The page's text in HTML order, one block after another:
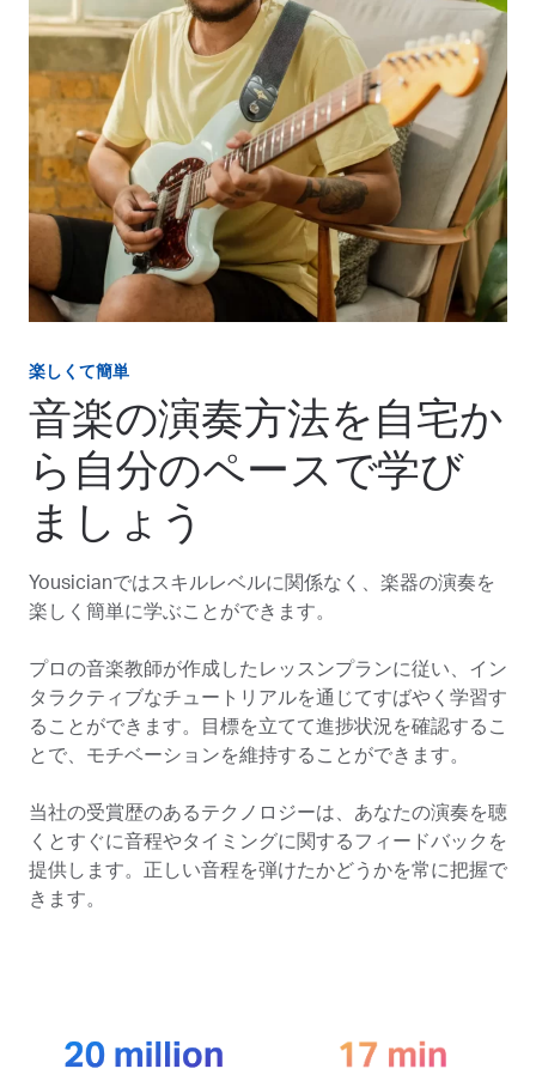
楽しくて簡単
音楽の演奏方法を自宅か
ら自分のペースで学び
ましょう
Yousicianではスキルレベルに関係なく、楽器の演奏を
楽しく簡単に学ぶことができます。
プロの音楽教師が作成したレッスンプランに従い、イン
タラクティブなチュートリアルを通じてすばやく学習す
ることができます。目標を立てて進捗状況を確認するこ
とで、モチベーションを維持することができます。
当社の受賞歴のあるテクノロジーは、あなたの演奏を聴
くとすぐに音程やタイミングに関するフィードバックを
提供します。正しい音程を弾けたかどうかを常に把握で
きます。